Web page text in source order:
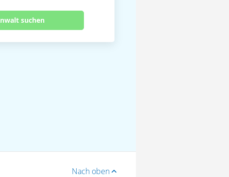
suchen
Nach oben